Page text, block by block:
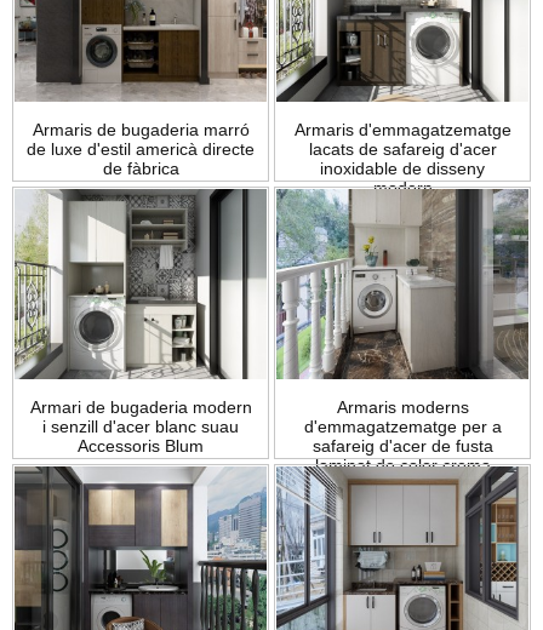
Armaris de bugaderia marró
de luxe d'estil americà directe
de fàbrica
Armaris d'emmagatzematge
lacats de safareig d'acer
inoxidable de disseny
modern
Armari de bugaderia modern
i senzill d'acer blanc suau
Accessoris Blum
Armaris moderns
d'emmagatzematge per a
safareig d'acer de fusta
laminat de color crema